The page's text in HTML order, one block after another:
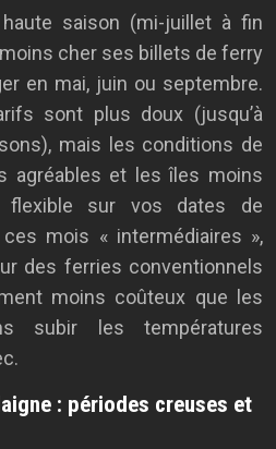
saison (mi-juillet à fin
cher ses billets de ferry
en mai, juin ou septembre.
sont plus doux (jusqu’à
mais les conditions de
agréables et les îles moins
flexible sur vos dates de
mois « intermédiaires »,
des ferries conventionnels
moins coûteux que les
subir les températures
: périodes creuses et